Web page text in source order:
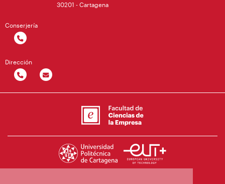
30201 - Cartagena
Conserjería
Dirección